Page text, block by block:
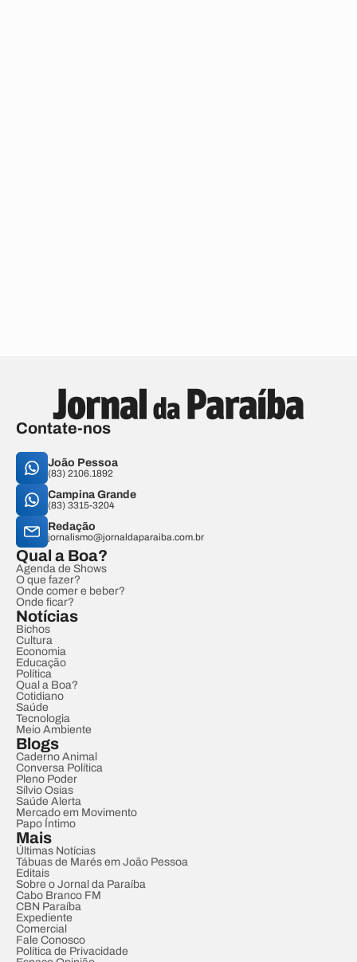
Contate-nos
João Pessoa
(83) 2106.1892
Campina Grande
(83) 3315-3204
Redação
jornalismo@jornaldaparaiba.com.br
Qual a Boa?
Agenda de Shows
O que fazer?
Onde comer e beber?
Onde ficar?
Notícias
Bichos
Cultura
Economia
Educação
Política
Qual a Boa?
Cotidiano
Saúde
Tecnologia
Meio Ambiente
Blogs
Caderno Animal
Conversa Política
Pleno Poder
Sílvio Osias
Saúde Alerta
Mercado em Movimento
Papo Íntimo
Mais
Últimas Notícias
Tábuas de Marés em João Pessoa
Editais
Sobre o Jornal da Paraíba
Cabo Branco FM
CBN Paraíba
Expediente
Comercial
Fale Conosco
Política de Privacidade